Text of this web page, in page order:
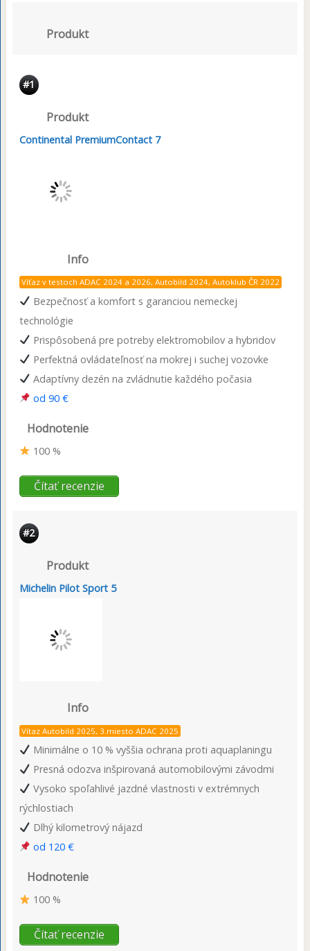
Produkt
#1
Produkt
Continental PremiumContact 7
Info
Víťaz v testoch ADAC 2024 a 2026, Autobild 2024, Autoklub ČR 2022
Bezpečnosť a komfort s garanciou nemeckej
technológie
Prispôsobená pre potreby elektromobilov a hybridov
Perfektná ovládateľnosť na mokrej i suchej vozovke
Adaptívny dezén na zvládnutie každého počasia
od 90 €
Hodnotenie
100 %
Čítať recenzie
#2
Produkt
Michelin Pilot Sport 5
Info
Vítaz Autobild 2025, 3.miesto ADAC 2025
Minimálne o 10 % vyššia ochrana proti aquaplaningu
Presná odozva inšpirovaná automobilovými závodmi
Vysoko spoľahlivé jazdné vlastnosti v extrémnych
rýchlostiach
Dlhý kilometrový nájazd
od 120 €
Hodnotenie
100 %
Čítať recenzie